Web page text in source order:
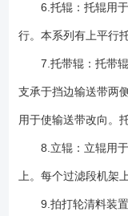
6.托辊：托辊用于
行。本系列有上平行
7.托带辊：托带辊
支承于挡边输送带两
用于使输送带改向。
8.立辊：立辊用于
上。每个过滤段机架
9.拍打轮清料装置: